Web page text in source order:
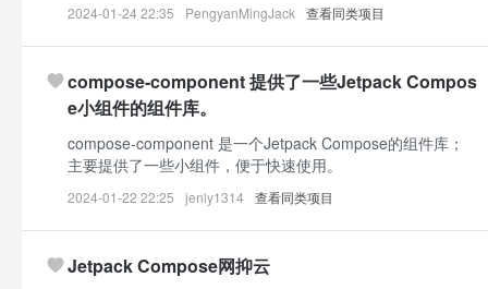
2024-01-24 22:35 PengyanMingJack 查看同类项目
compose-component 提供了一些Jetpack Compos
e小组件的组件库。
compose-component 是一个Jetpack Compose的组件库；
主要提供了一些小组件，便于快速使用。
2024-01-22 22:25 jenly1314 查看同类项目
Jetpack Compose网抑云